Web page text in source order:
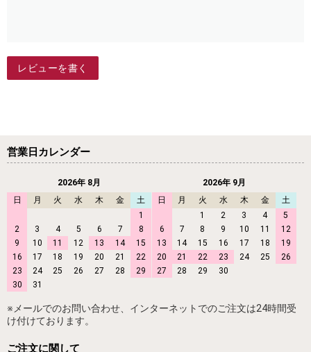
レビューを書く
営業日カレンダー
2026年 8月
日
月 火 水 木 金
土
1
2
3 4 5 6 7
8
9
10 11 12 13 14
15
16
17 18 19 20 21
22
23
24 25 26 27 28
29
30
31
2026年 9月
日
月 火 水 木 金
土
1
2 3 4
5
6
7 8 9 10 11
12
13
14 15 16 17 18
19
20
21 22 23 24 25
26
27
28 29 30
※メールでのお問い合わせ、インターネットでのご注文は24時間受
け付けております。
ご注文に関して